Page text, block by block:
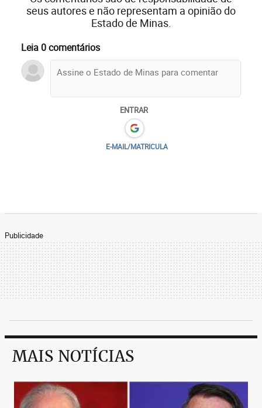
seus autores e não representam a opinião do
Estado de Minas.
Leia 0 comentários
ENTRAR
E-MAIL/MATRICULA
Publicidade
MAIS NOTÍCIAS